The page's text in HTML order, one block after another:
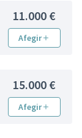
11.000 €
Afegir
15.000 €
Afegir